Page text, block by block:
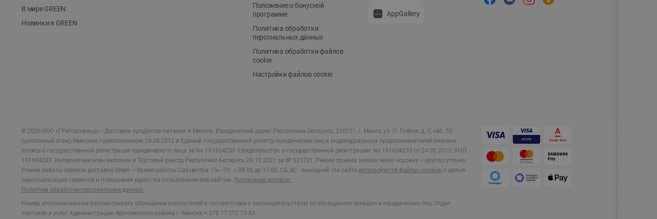
В мире GREEN
Новинки в GREEN
Положение о бонусной
программе
Политика обработки
персональных данных
Политика обработки файлов
cookie
Настройки файлов cookie
AppGallery
© 2026 ООО «ГРИНрозница» - Доставка продуктов питания в Минске. Юридический адрес: Республика Беларусь, 220121, г. Минск, ул. П. Глебки, д. 5, каб. 55
(цокольный этаж) Минским горисполкомом 24.08.2012 в Единый государственный регистр юридических лиц и индивидуальных предпринимателей внесена
запись о государственной регистрации юридического лица за No 191634233. Свидетельство о государственной регистрации: No 191634233 от 24.08.2012. УНП
191634233. Интернет-магазин включен в Торговый реестр Республики Беларусь 26.10.2021 за № 521721. Режим приема заявок через корзину – круглосуточно.
Режим работы сервиса доставки Green — Время работы Call-центра: Пн.- Пт. с 09.00 до 17.00, СБ, ВС - выходной. На сайте используются файлы «cookie» с целью
персонализации сервисов и повышения удобства пользования веб-сайтом. Публичный договор.
Политика обработки персональных данных
Номер уполномоченных рассматривать обращения покупателей в соответствии с законодательством об обращениях граждан и юридических лиц: Отдел
торговли и услуг Администрации Фрунзенского района г. Минска + 375 17 272 73 84 .